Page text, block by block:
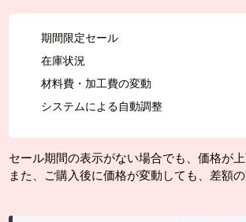
期間限定セール
在庫状況
材料費・加工費の変動
システムによる自動調整
セール期間の表示がない場合でも、価格が
また、ご購入後に価格が変動しても、差額